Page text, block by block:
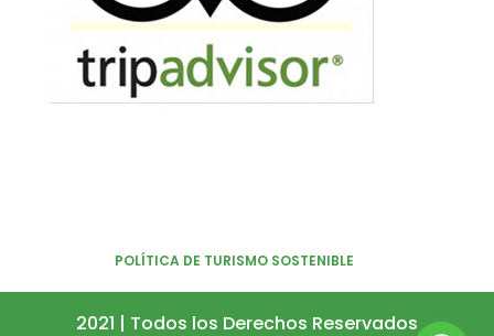
POLÍTICA DE TURISMO SOSTENIBLE
2021 | Todos los Derechos Reservados